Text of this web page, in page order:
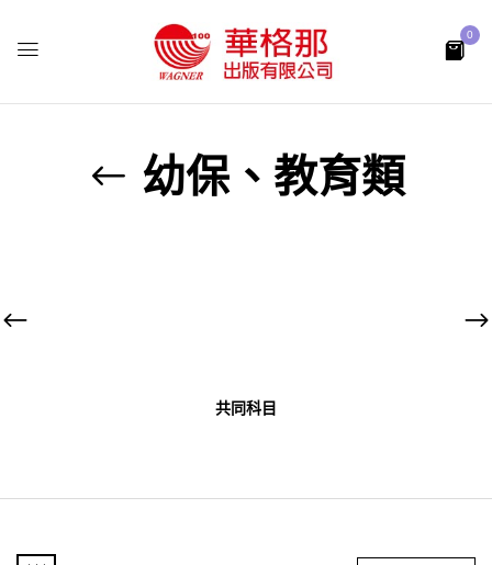
0
幼保、教育類
共同科目